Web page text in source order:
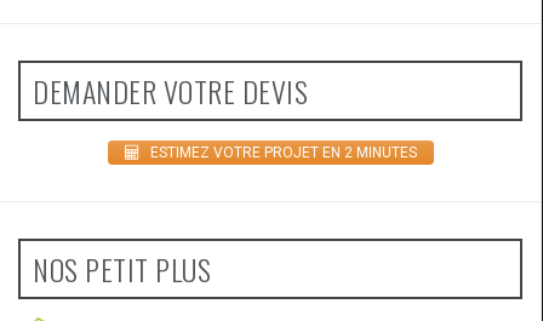
DEMANDER VOTRE DEVIS
ESTIMEZ VOTRE PROJET EN 2 MINUTES
NOS PETIT PLUS